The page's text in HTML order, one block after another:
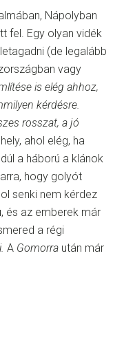
Nápolyban
fel. Egy olyan vidék
(de legalább
vagy
is elég ahhoz,
kérdésre.
rosszat, a jó
ahol elég, ha
a háború a klánok
hogy golyót
senki nem kérdez
és az emberek már
a régi
A Gomorra után már